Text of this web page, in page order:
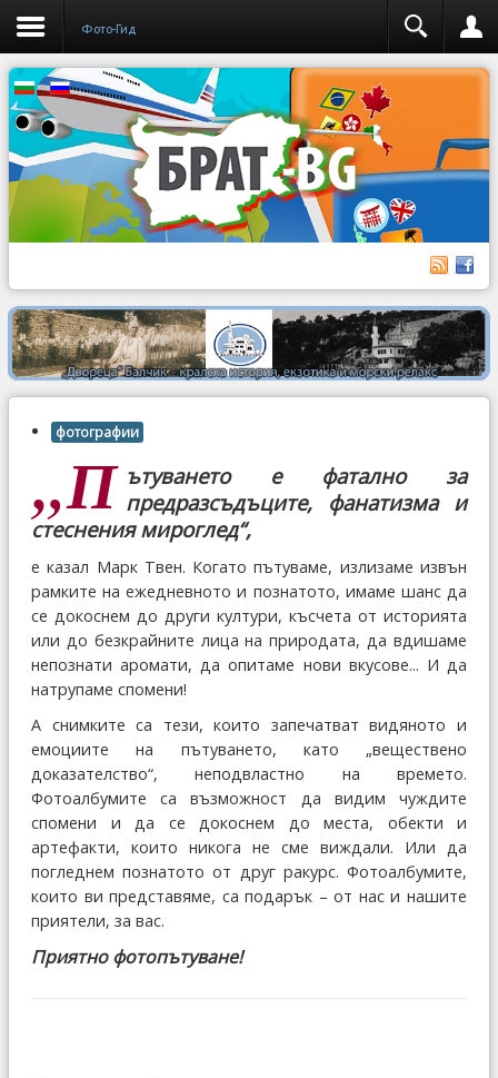
Фото-Гид
фотографии
„П ътуванетое фатално за
предразсъдъците, фанатизма и
стеснения мироглед“,
е казал Марк Твен. Когато пътуваме, излизаме извън
рамките на ежедневното и познатото, имаме шанс да
се докоснем до други култури, късчета от историята
или до безкрайните лица на природата, да вдишаме
непознати аромати, да опитаме нови вкусове... И да
натрупаме спомени!
А снимките са тези, които запечатват видяното и
емоциите на пътуването, като „веществено
доказателство“, неподвластно на времето.
Фотоалбумите са възможност да видим чуждите
спомени и да се докоснем до места, обекти и
артефакти, които никога не сме виждали. Или да
погледнем познатото от друг ракурс. Фотоалбумите,
които ви представяме, са подарък – от нас и нашите
приятели, за вас.
Приятно фотопътуване!